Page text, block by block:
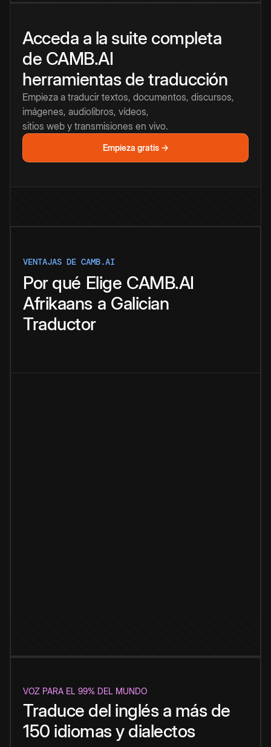
Acceda a la suite completa
de CAMB.AI
herramientas de traducción
Empieza a traducir textos, documentos, discursos,
imágenes, audiolibros, vídeos,
sitios web y transmisiones en vivo.
Empieza gratis →
VENTAJAS DE CAMB.AI
Por qué Elige CAMB.AI
Afrikaans a Galician
Traductor
VOZ PARA EL 99% DEL MUNDO
Traduce del inglés a más de
150 idiomas y dialectos